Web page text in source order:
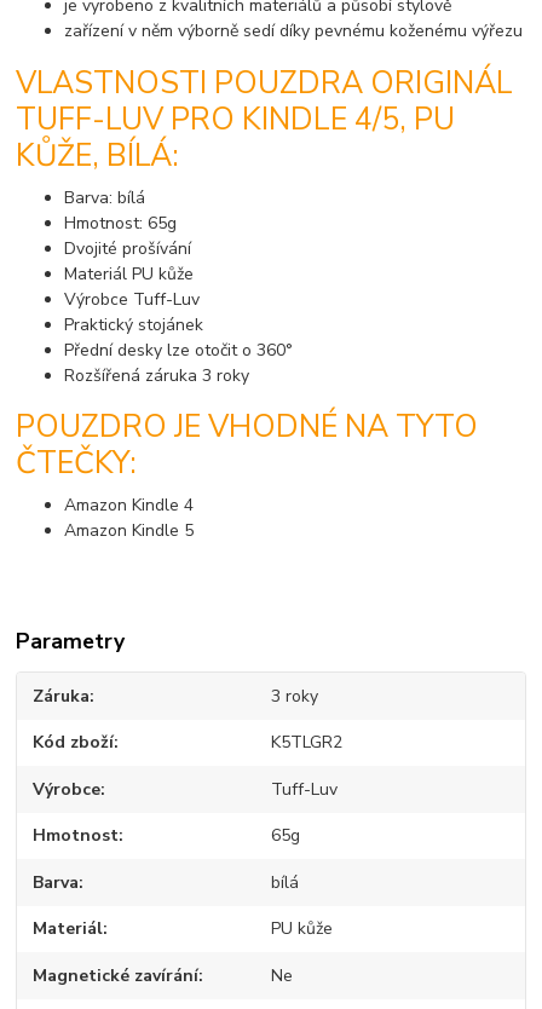
je vyrobeno z kvalitních materiálů a působí stylově
zařízení v něm výborně sedí díky pevnému koženému výřezu
VLASTNOSTI POUZDRA ORIGINÁL
TUFF-LUV PRO KINDLE 4/5, PU
KŮŽE, BÍLÁ:
Barva: bílá
Hmotnost: 65g
Dvojité prošívání
Materiál PU kůže
Výrobce Tuff-Luv
Praktický stojánek
Přední desky lze otočit o 360°
Rozšířená záruka 3 roky
POUZDRO JE VHODNÉ NA TYTO
ČTEČKY:
Amazon Kindle 4
Amazon Kindle 5
Parametry
Záruka 3 roky
Kód zboží K5TLGR2
Výrobce Tuff-Luv
Hmotnost 65g
Barva bílá
Materiál PU kůže
Magnetické zavírání Ne